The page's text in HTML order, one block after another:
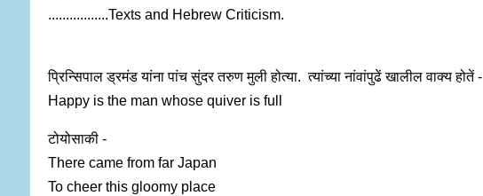
.................Texts and Hebrew Criticism.
प्रिन्सिपाल ड्रमंड यांना पांच सुंदर तरुण मुली होत्या. त्यांच्या नांवांपुढें खालील वाक्य होतें -
Happy is the man whose quiver is full
टोयोसाकी -
There came from far Japan
To cheer this gloomy place